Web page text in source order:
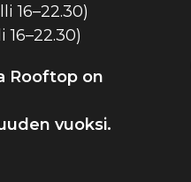
16–22.30)
16–22.30)
Rooftop on
vuoksi.